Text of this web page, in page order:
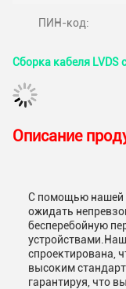
ПИН-код:
Сборка кабеля LVDS
Описание
С помощью нашей
ожидать
бесперебойную
спроектирована,
высоким
гарантируя, что